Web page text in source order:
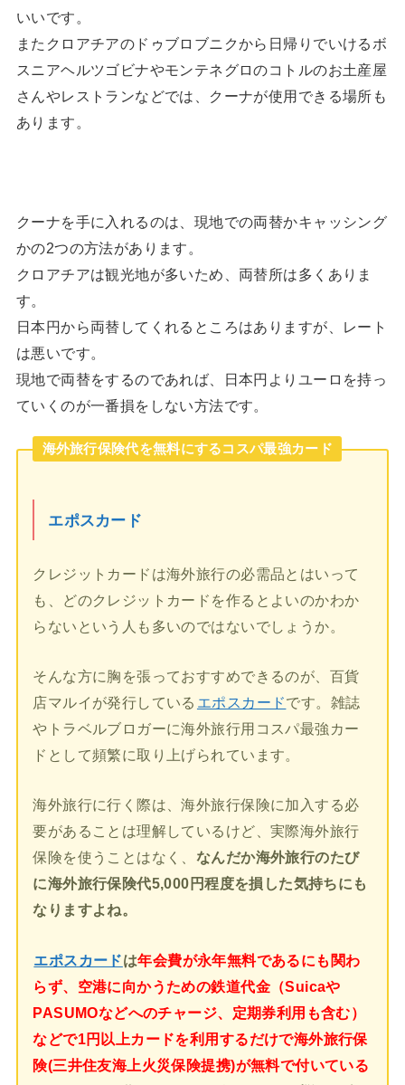
いいです。
またクロアチアのドゥブロブニクから日帰りでいけるボ
スニアヘルツゴビナやモンテネグロのコトルのお土産屋
さんやレストランなどでは、クーナが使用できる場所も
あります。
クーナを手に入れるのは、現地での両替かキャッシング
かの2つの方法があります。
クロアチアは観光地が多いため、両替所は多くありま
す。
日本円から両替してくれるところはありますが、レート
は悪いです。
現地で両替をするのであれば、日本円よりユーロを持っ
ていくのが一番損をしない方法です。
海外旅行保険代を無料にするコスパ最強カード
エポスカード
クレジットカードは海外旅行の必需品とはいって
も、どのクレジットカードを作るとよいのかわか
らないという人も多いのではないでしょうか。
そんな方に胸を張っておすすめできるのが、百貨
店マルイが発行している エポスカードです。雑誌
やトラベルブロガーに海外旅行用コスパ最強カー
ドとして頻繁に取り上げられています。
海外旅行に行く際は、海外旅行保険に加入する必
要があることは理解しているけど、実際海外旅行
保険を使うことはなく、 なんだか海外旅行のたび
に海外旅行保険代5,000円程度を損した気持ちにも
なりますよね。
エポスカードは年会費が永年無料であるにも関わ
らず、空港に向かうための鉄道代金（Suicaや
PASUMOなどへのチャージ、定期券利用も含む）
などで1円以上カードを利用するだけで海外旅行保
険(三井住友海上火災保険提携)が無料で付いている